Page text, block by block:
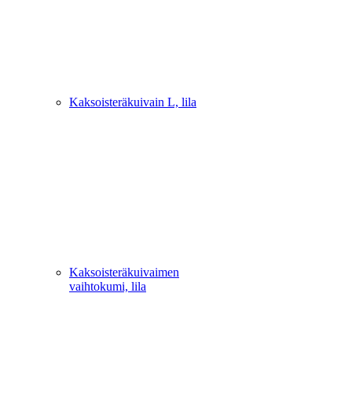
Kaksoisteräkuivain L, lila
Kaksoisteräkuivaimen
vaihtokumi, lila